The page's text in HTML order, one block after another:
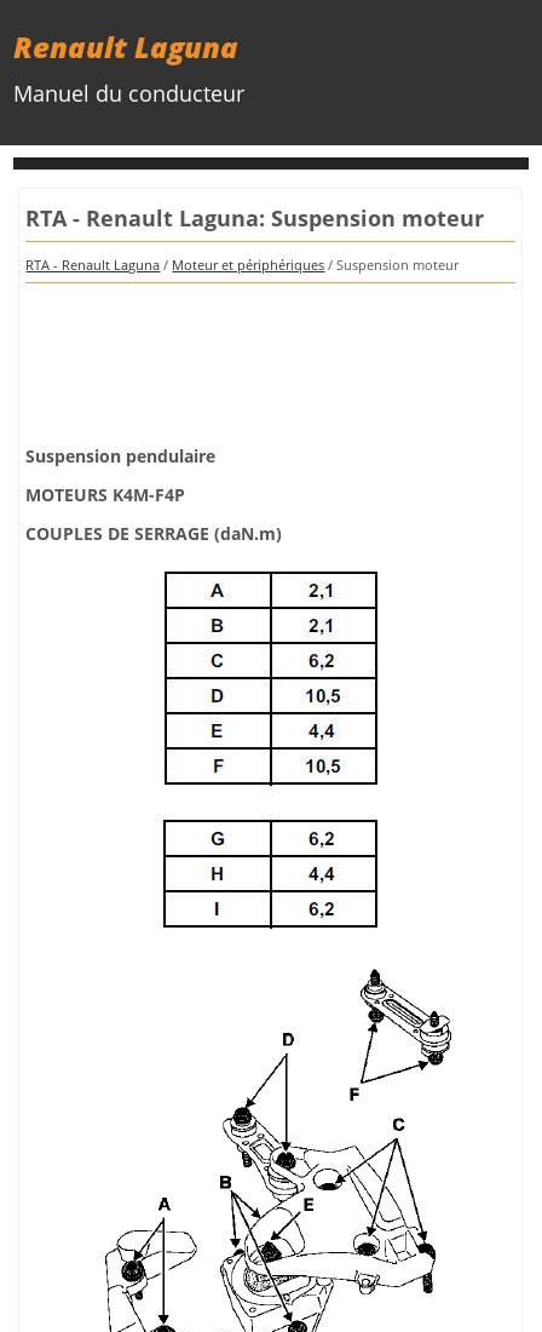
Renault Laguna
Manuel du conducteur
RTA - Renault Laguna: Suspension moteur
RTA - Renault Laguna / Moteur et périphériques / Suspension moteur
Suspension pendulaire
MOTEURS K4M-F4P
COUPLES DE SERRAGE (daN.m)